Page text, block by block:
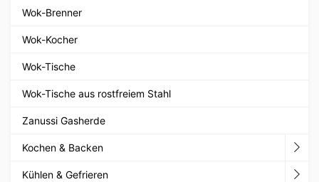
Wok-Brenner
Wok-Kocher
Wok-Tische
Wok-Tische aus rostfreiem Stahl
Zanussi Gasherde
Kochen & Backen
Kühlen & Gefrieren